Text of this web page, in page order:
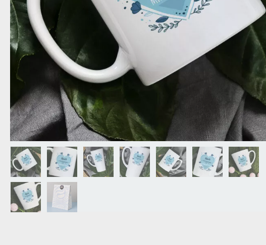
APÓSÉKNAK ÉLELMISZEREK
AZ AJÁNDÉK VONÁSAI